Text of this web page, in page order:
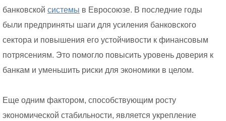
банковской системы в Евросоюзе. В последние годы
были предприняты шаги для усиления банковского
сектора и повышения его устойчивости к финансовым
потрясениям. Это помогло повысить уровень доверия к
банкам и уменьшить риски для экономики в целом.
Еще одним фактором, способствующим росту
экономической стабильности, является укрепление